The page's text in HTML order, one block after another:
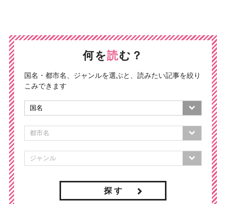
何を読む？
国名・都市名、ジャンルを選ぶと、読みたい記事を絞り
こみできます
探 す